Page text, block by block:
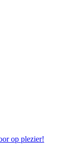
op plezier!